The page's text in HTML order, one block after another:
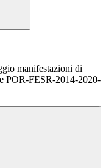
manifestazioni di
POR-FESR-2014-2020-